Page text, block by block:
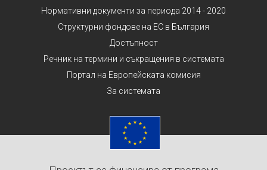
Нормативни документи за периода 2014 - 2020
Структурни фондове на ЕС в България
Достъпност
Речник на термини и съкращения в системата
Портал на Европейската комисия
За системата